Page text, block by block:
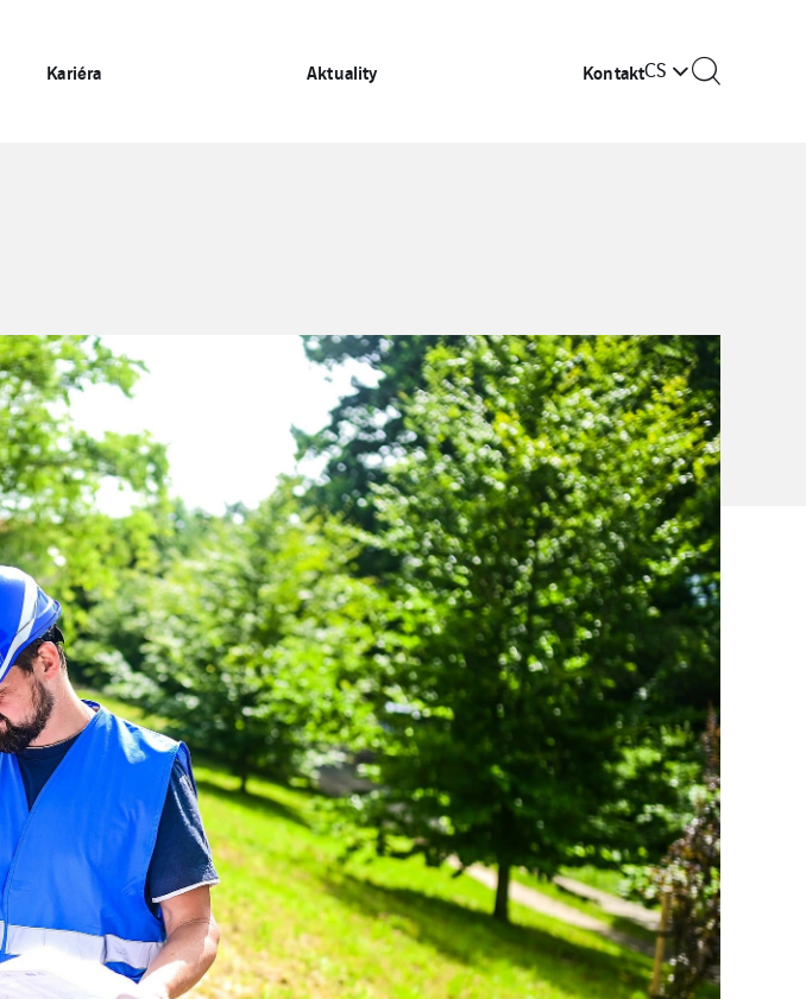
Kariéra Aktuality KontaktCS